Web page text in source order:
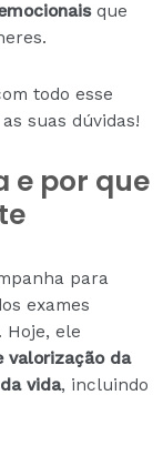
que
todo esse
suas dúvidas!
e por que
para
exames
Hoje, ele
valorização da
vida, incluindo